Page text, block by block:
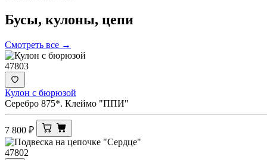
Бусы, кулоны, цепи
Смотреть все →
47803
Кулон с бюрюзой
Серебро 875*. Клеймо "ППИ"
7 800 ₽
47802